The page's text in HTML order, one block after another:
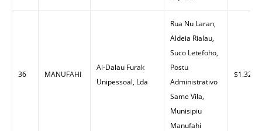
36 MANUFAHI
Ai-Dalau Furak
Unipessoal, Lda
Rua Nu Laran,
Aldeia Rialau,
Suco Letefoho,
Postu
Administrativo
Same Vila,
Munisipiu
Manufahi
$1.32